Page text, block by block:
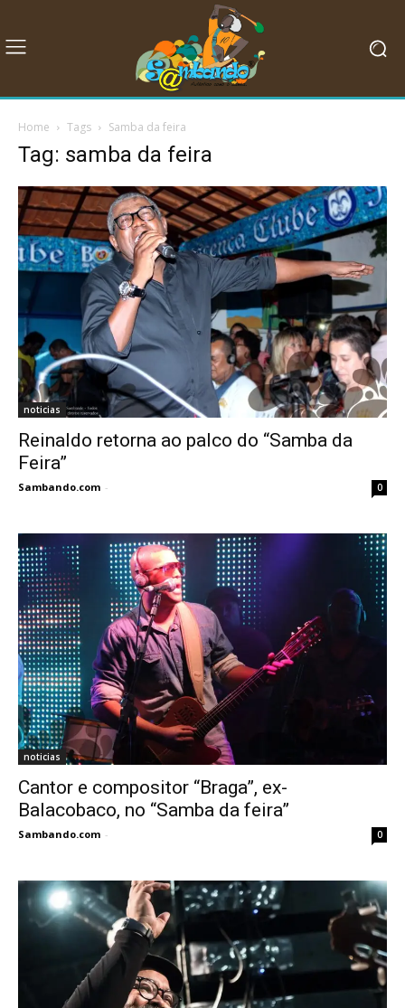
Home Tags Samba da feira
Tag: samba da feira
noticias
Reinaldo retorna ao palco do “Samba da
Feira”
Sambando.com - 0
noticias
Cantor e compositor “Braga”, ex-
Balacobaco, no “Samba da feira”
Sambando.com - 0